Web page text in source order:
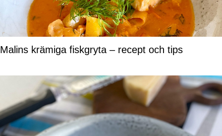
Malins krämiga fiskgryta – recept och tips